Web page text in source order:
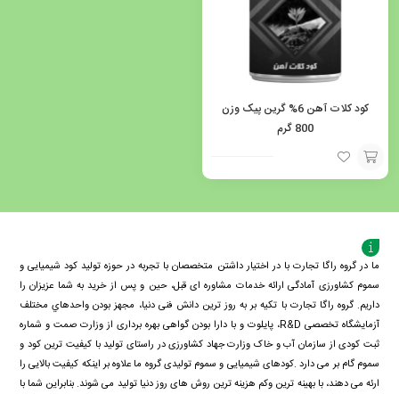
کود کلات آهن 6% گرین پیک وزن
800 گرم
افزودن
به
سبد
ما در گروه راگا تجارت با در اختیار داشتن متخصصان با تجربه در حوزه تولید کود شیمیایی و
سموم کشاورزی آمادگی ارائه خدمات مشاوره ای قبل، حین و پس از خرید به شما عزیزان را
داریم. گروه راگا تجارت با تكيه بر به روز ترین دانش فنی دنيا، مجهز بودن واحدهاي مختلف
آزمايشگاه تخصصی R&D، پايلوت و با دارا بودن گواهی بهره برداری از وزارت صمت و شماره
ثبت کودی از سازمان آب و خاک وزارت جهاد کشاورزی در راستای تولید با کیفیت ترین کود و
سموم گام بر می دارد .کودهای شیمیایی و سموم تولیدی گروه ما علاوه بر اینکه کیفیت بالایی را
ارئه می دهند، با بهینه ترین وکم هزینه ترین روش های روز دنیا تولید می شوند. بنابراین شما با